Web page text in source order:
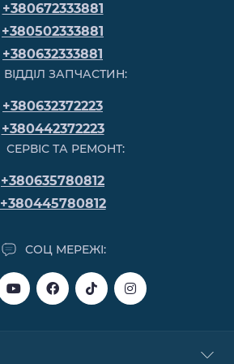
+380672333881
+380502333881
+380632333881
ВІДДІЛ ЗАПЧАСТИН:
+380632372223
+380442372223
СЕРВІС ТА РЕМОНТ:
+380635780812
+380445780812
СОЦ МЕРЕЖІ: